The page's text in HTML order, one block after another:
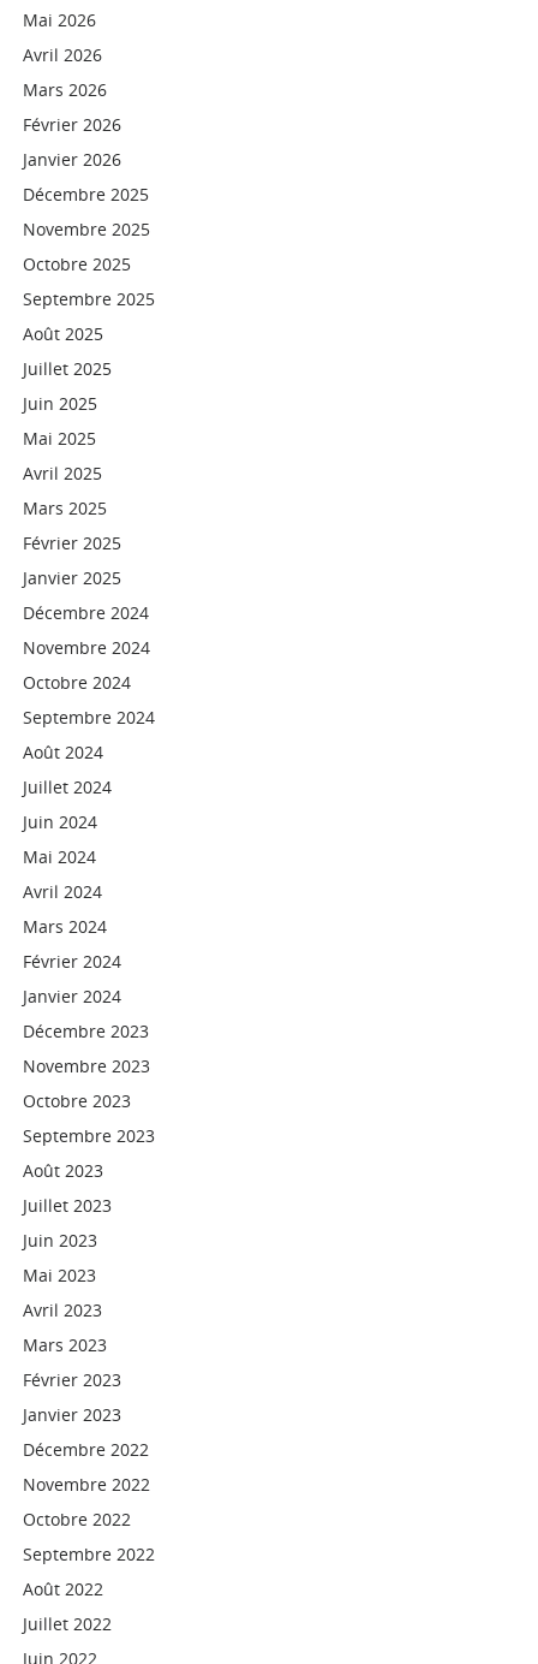
Mai 2026
Avril 2026
Mars 2026
Février 2026
Janvier 2026
Décembre 2025
Novembre 2025
Octobre 2025
Septembre 2025
Août 2025
Juillet 2025
Juin 2025
Mai 2025
Avril 2025
Mars 2025
Février 2025
Janvier 2025
Décembre 2024
Novembre 2024
Octobre 2024
Septembre 2024
Août 2024
Juillet 2024
Juin 2024
Mai 2024
Avril 2024
Mars 2024
Février 2024
Janvier 2024
Décembre 2023
Novembre 2023
Octobre 2023
Septembre 2023
Août 2023
Juillet 2023
Juin 2023
Mai 2023
Avril 2023
Mars 2023
Février 2023
Janvier 2023
Décembre 2022
Novembre 2022
Octobre 2022
Septembre 2022
Août 2022
Juillet 2022
Juin 2022